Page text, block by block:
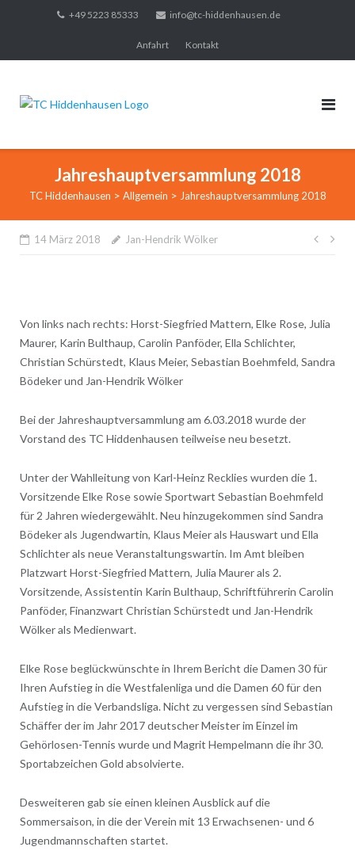
+49 5223 85333 info@tc-hiddenhausen.de
Anfahrt Kontakt
Jahreshauptversammlung 2018
TC Hiddenhausen > Allgemein > Jahreshauptversammlung 2018
14 März 2018 Jan-Hendrik Wölker
Von links nach rechts: Horst-Siegfried Mattern, Elke Rose, Julia
Maurer, Karin Bulthaup, Carolin Panföder, Ella Schlichter,
Christian Schürstedt, Klaus Meier, Sebastian Boehmfeld, Sandra
Bödeker und Jan-Hendrik Wölker
Bei der Jahreshauptversammlung am 6.03.2018 wurde der
Vorstand des TC Hiddenhausen teilweise neu besetzt.
Unter der Wahlleitung von Karl-Heinz Recklies wurden die 1.
Vorsitzende Elke Rose sowie Sportwart Sebastian Boehmfeld
für 2 Jahren wiedergewählt. Neu hinzugekommen sind Sandra
Bödeker als Jugendwartin, Klaus Meier als Hauswart und Ella
Schlichter als neue Veranstaltungswartin. Im Amt bleiben
Platzwart Horst-Siegfried Mattern, Julia Maurer als 2.
Vorsitzende, Assistentin Karin Bulthaup, Schriftführerin Carolin
Panföder, Finanzwart Christian Schürstedt und Jan-Hendrik
Wölker als Medienwart.
Elke Rose beglückwünschte in Ihrem Bericht die Damen 30 für
Ihren Aufstieg in die Westfalenliga und die Damen 60 für den
Aufstieg in die Verbandsliga. Nicht zu vergessen sind Sebastian
Schäffer der im Jahr 2017 deutscher Meister im Einzel im
Gehörlosen-Tennis wurde und Magrit Hempelmann die ihr 30.
Sportabzeichen Gold absolvierte.
Desweiteren gab sie einen kleinen Ausblick auf die
Sommersaison, in die der Verein mit 13 Erwachsenen- und 6
Jugendmannschaften startet.